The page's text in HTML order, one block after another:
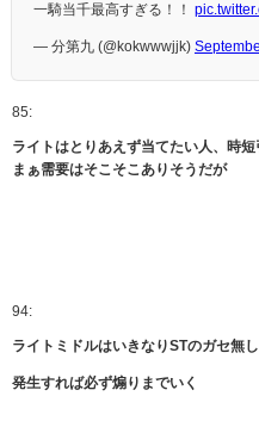
一騎当千最高すぎる！！
— 分第九 (@kokwwwjjk)
85:
ライトはとりあえず当てたい人、時
まぁ需要はそこそこありそうだが
94:
ライトミドルはいきなりSTのガセ無
発生すれば必ず煽りまでいく